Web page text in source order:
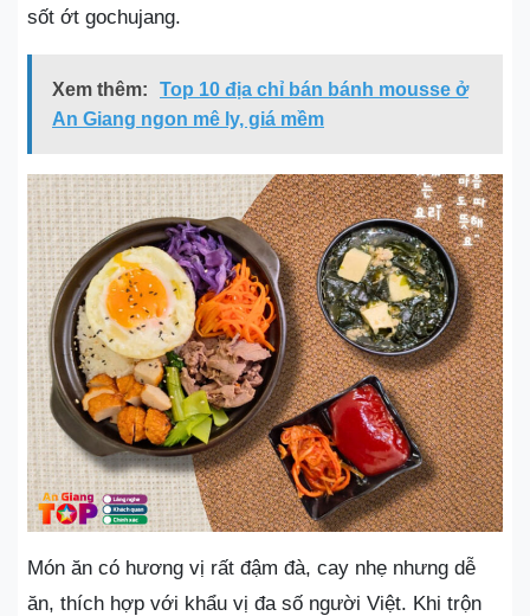
sốt ớt gochujang.
Xem thêm:
Top 10 địa chỉ bán bánh mousse ở
An Giang ngon mê ly, giá mềm
Món ăn có hương vị rất đậm đà, cay nhẹ nhưng dễ
ăn, thích hợp với khẩu vị đa số người Việt. Khi trộn